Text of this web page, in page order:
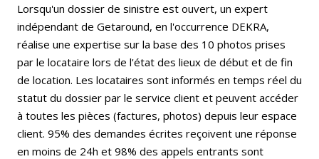
Lorsqu'un dossier de sinistre est ouvert, un expert
indépendant de Getaround, en l'occurrence DEKRA,
réalise une expertise sur la base des 10 photos prises
par le locataire lors de l'état des lieux de début et de fin
de location. Les locataires sont informés en temps réel du
statut du dossier par le service client et peuvent accéder
à toutes les pièces (factures, photos) depuis leur espace
client. 95% des demandes écrites reçoivent une réponse
en moins de 24h et 98% des appels entrants sont